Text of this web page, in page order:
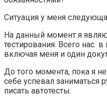
Ситуация у меня
На данный момент я
тестирования. Всего нас
включая меня и один
До того момента, пока я
себе успевал заниматься
писать автотесты.